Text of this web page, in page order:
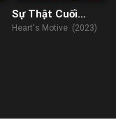
Sự Thật Cuối
Cùng
Heart's Motive (2023)